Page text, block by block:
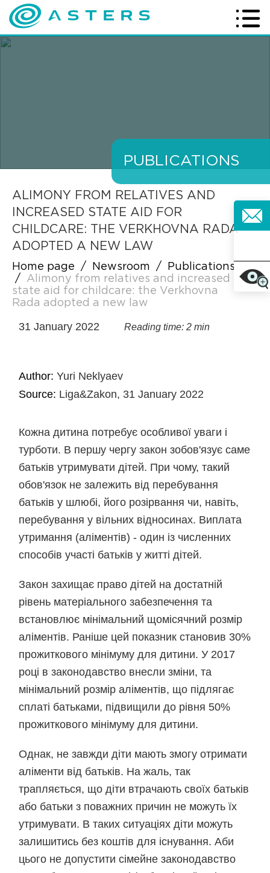
PUBLICATIONS
ALIMONY FROM RELATIVES AND
INCREASED STATE AID FOR
CHILDCARE: THE VERKHOVNA RADA
ADOPTED A NEW LAW
Home page / Newsroom /
Publications
/
Alimony from relatives and increased
state aid for childcare: the Verkhovna
Rada adopted a new law
31 January 2022 Reading time: 2 min
Author:Yuri Neklyaev
Source: Liga&Zakon, 31 January 2022
Кожна дитина потребує особливої уваги і
турботи. В першу чергу закон зобов'язує саме
батьків утримувати дітей. При чому, такий
обов'язок не залежить від перебування
батьків у шлюбі, його розірвання чи, навіть,
перебування у вільних відносинах. Виплата
утримання (аліментів) - один із численних
способів участі батьків у житті дітей.
Закон захищає право дітей на достатній
рівень матеріального забезпечення та
встановлює мінімальний щомісячний розмір
аліментів. Раніше цей показник становив 30%
прожиткового мінімуму для дитини. У 2017
році в законодавство внесли зміни, та
мінімальний розмір аліментів, що підлягає
сплаті батьками, підвищили до рівня 50%
прожиткового мінімуму для дитини.
Однак, не завжди діти мають змогу отримати
аліменти від батьків. На жаль, так
трапляється, що діти втрачають своїх батьків
або батьки з поважних причин не можуть їх
утримувати. В таких ситуаціях діти можуть
залишитись без коштів для існування. Аби
цього не допустити сімейне законодавство